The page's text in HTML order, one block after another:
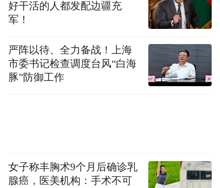
好干活的人都发配边疆充
军！
严阵以待、全力备战！上海
市委书记检查调度台风“白海
豚”防御工作
女子称丰胸术9个月后确诊乳
腺癌，医美机构：手术不可